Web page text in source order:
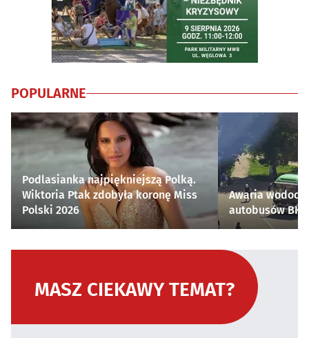
POPULARNE
Podlasianka najpiękniejszą Polką.
Wiktoria Ptak zdobyła koronę Miss
Polski 2026
Awaria
autobusów
MASZ CIEKAWY TEMAT?